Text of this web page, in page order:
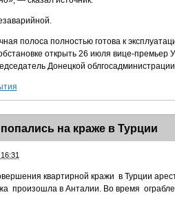
полоса полностью готова к
открыть 26 июля вице-
Донецкой
на краже в Турции
квартирной кражи в Турции
произошла в Анталии. Во время